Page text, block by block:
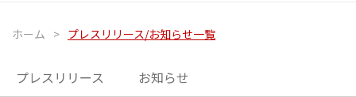
ホーム > プレスリリース/お知らせ一覧
プレスリリース お知らせ